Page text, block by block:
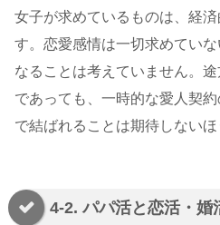
女子が求めているものは、経
す。恋愛感情は一切求めてい
なることは考えていません。
であっても、一時的な愛人契
で結ばれることは期待しないほ
4-2. パパ活と恋活・婚